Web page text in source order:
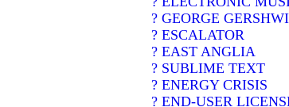
? GEORGE
? ESCALATOR
? EAST ANGLIA
? SUBLIME TEXT
? ENERGY CRISIS
? END-USER